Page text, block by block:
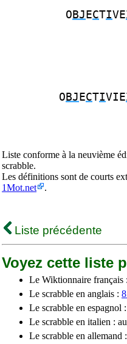
O BJ ECTIVE
O BJ ECTIVIE
Liste conforme à la neuvième
scrabble.
Les définitions sont de courts
1Mot.net
.
Liste précédente
Voyez cette liste
Le Wiktionnaire français :
Le scrabble en anglais :
Le scrabble en espagnol :
Le scrabble en italien :
Le scrabble en allemand